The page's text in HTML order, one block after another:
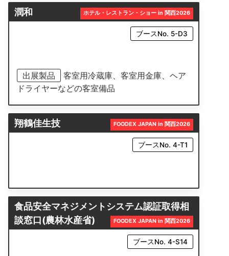
潤和 ホテル・レストラン・ショー in 関西2026
ブースNo. 5-D3
出展製品
客室用冷蔵庫、客室用金庫、ヘア
ドライヤーなどの客室備品
翔鶴佳生技 FOODEX JAPAN in 関西2026
ブースNo. 4-T1
食品安全マネジメントシステム認証取得相
談窓口(農林水産省)
FOODEX JAPAN in 関西2026
ブースNo. 4-S14